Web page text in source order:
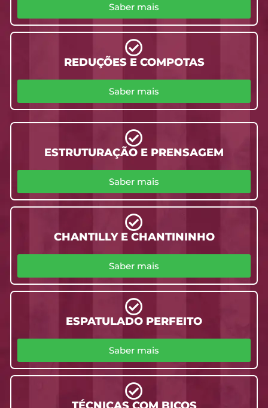
Saber mais
REDUÇÕES E COMPOTAS
Saber mais
ESTRUTURAÇÃO E PRENSAGEM
Saber mais
CHANTILLY E CHANTININHO
Saber mais
ESPATULADO PERFEITO
Saber mais
TÉCNICAS COM BICOS